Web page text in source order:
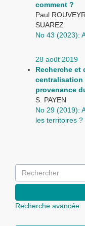
comment ?
Paul
SUAREZ
No 43 (2023):
28 août 2019
Recherche et
centralisation
provenance
S. PAYEN
No 29 (2019):
les territoires ?
Recherche avancée